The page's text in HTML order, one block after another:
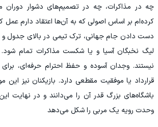
چه در مذاکرات، چه در تصمیم‌های دشوار دوران
کرده‌ام بر اساس اصولی که به آن‌ها اعتقاد دارم عمل
دست دادن جام جهانی، ترک تیمی در بالای جدول و
لیگ نخبگان آسیا و یا شکست مذاکرات تمام
نیستند. وجدان آسوده و حفظ احترام حرفه‌ای، برای
قرارداد یا موفقیت مقطعی دارد. بازیکنان نیز
باشگاه‌های بزرگ قدر آن را می‌دانند و در نهایت
وحدت رویه یک مربی را شکل می‌دهد